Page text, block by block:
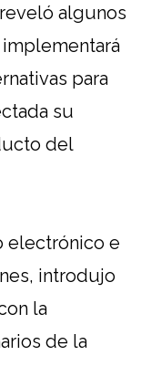
algunos
para
su
del
electrónico e
introdujo
la
de la